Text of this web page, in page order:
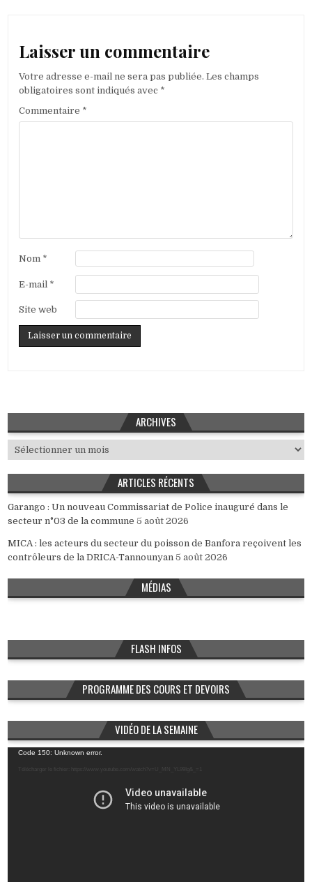
Laisser un commentaire
Votre adresse e-mail ne sera pas publiée. Les champs
obligatoires sont indiqués avec *
Commentaire *
Nom *
E-mail *
Site web
ARCHIVES
Archives
ARTICLES RÉCENTS
Garango : Un nouveau Commissariat de Police inauguré dans le
secteur n°03 de la commune 5 août 2026
MICA : les acteurs du secteur du poisson de Banfora reçoivent les
contrôleurs de la DRICA-Tannounyan 5 août 2026
MÉDIAS
FLASH INFOS
PROGRAMME DES COURS ET DEVOIRS
VIDÉO DE LA SEMAINE
Lecteur
vidéo
Code 150: Unknown error.
Télécharger le fichier: https://www.youtube.com/watch?v=U_MN_YL99Ig&_=1